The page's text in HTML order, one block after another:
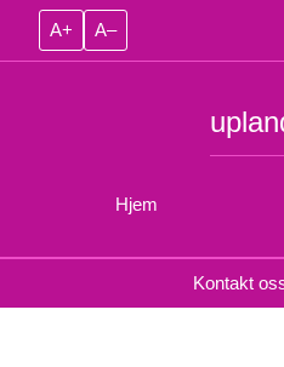
A+ A–
Hjem
Kontakt